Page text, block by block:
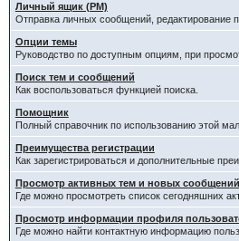
Личный ящик (PM)
Отправка личных сообщений, редактирование
Опции темы
Руководство по доступным опциям, при
Поиск тем и сообщений
Как воспользоваться функцией поиска.
Помощник
Полный справочник по использованию этой
Преимущества регистрации
Как зарегистрироваться и дополнительные
Просмотр активных тем и новых сообщений
Где можно просмотреть список сегодняшних
Просмотр информации профиля
Где можно найти контактную информацию